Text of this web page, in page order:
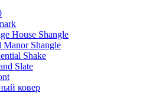
House Shangle
Manor Shangle
Shake
Slate
ковер